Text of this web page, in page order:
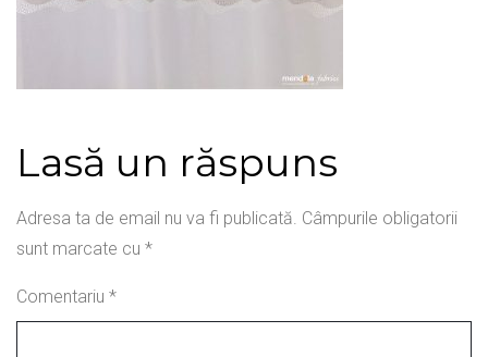
Lasă un răspuns
Adresa ta de email nu va fi publicată. Câmpurile obligatorii
sunt marcate cu *
Comentariu *